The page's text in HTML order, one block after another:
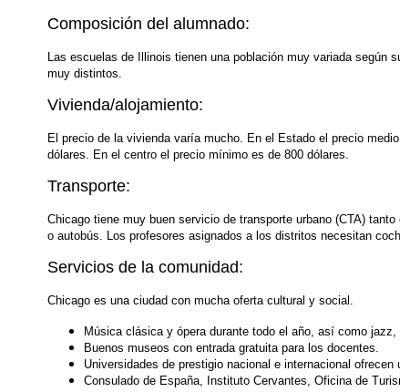
Composición del alumnado:
Las escuelas de Illinois tienen una población muy variada según
muy distintos.
Vivienda/alojamiento:
El precio de la vivienda varía mucho. En el Estado el precio
dólares. En el centro el precio mínimo es de 800 dólares.
Transporte:
Chicago tiene muy buen servicio de transporte urbano (CTA)
o autobús. Los profesores asignados a los distritos necesitan
Servicios de la comunidad:
Chicago es una ciudad con mucha oferta cultural y social.
Música clásica y ópera durante todo el año, así como jazz,
Buenos museos con entrada gratuita para los docentes.
Universidades de prestigio nacional e internacional ofrecen
Consulado de España, Instituto Cervantes, Oficina de